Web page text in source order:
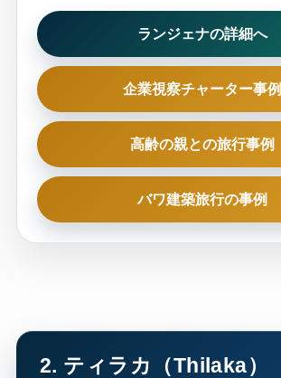
ランジェナの詳細へ
企業視察チャーター事例
高齢の親との旅行事例
バワ建築旅行の事例
2. ティラカ（Thilaka）